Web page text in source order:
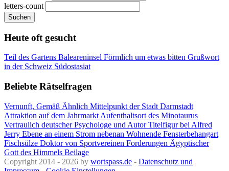
letters-count
Suchen
Heute oft gesucht
Teil des Gartens Baleareninsel Förmlich um etwas bitten Grußwort
in der Schweiz Südostasiat
Beliebte Rätselfragen
Vernunft, Gemäß Ähnlich Mittelpunkt der Stadt Darmstadt
Attraktion auf dem Jahrmarkt Aufenthaltsort des Minotaurus
Vertraulich deutscher Psychologe und AutorTitelfigur bei Alfred
Jerry Ebene an einem Strom nebenan Wohnende Fensterbehangart
Fischsülze Doktor von Sportvereinen Forderungen Ägyptischer
Gott des Himmels Beilage
Copyright 2014 - 2026 by wortspass.de - Datenschutz und